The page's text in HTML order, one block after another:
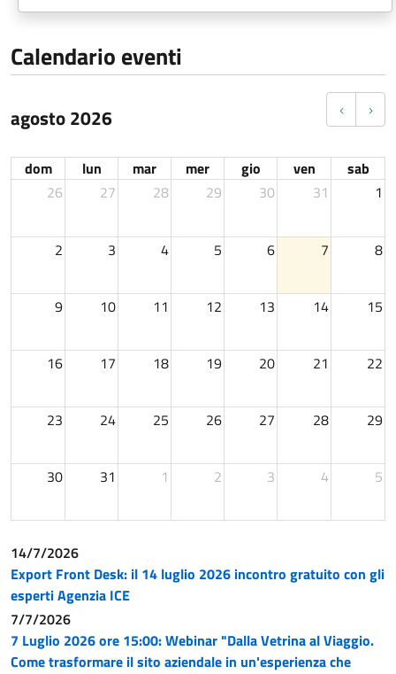
Calendario eventi
agosto 2026
dom lun mar mer gio ven
sab
26
27 28 29 30 31 1
2 3 4 5 6 7 8
9 10 11 12 13 14 15
16 17 18 19 20 21 22
23 24 25 26 27 28 29
30 31 1 2 3 4 5
14/7/2026
Export Front Desk: il 14 luglio 2026 incontro gratuito con gli
esperti Agenzia ICE
7/7/2026
7 Luglio 2026 ore 15:00: Webinar "Dalla Vetrina al Viaggio.
Come trasformare il sito aziendale in un'esperienza che